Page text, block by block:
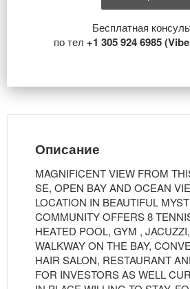
Бесплатная
по тел +1 305 924 6985
Описание
MAGNIFICENT VIEW FROM
SE, OPEN BAY AND OCEAN
LOCATION IN BEAUTIFUL
COMMUNITY OFFERS 8
HEATED POOL, GYM ,
WALKWAY ON THE BAY,
HAIR SALON, RESTAURANT
FOR INVESTORS AS WELL